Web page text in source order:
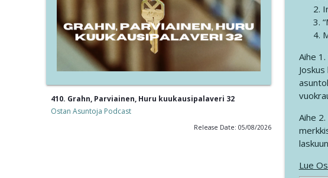
410. Grahn, Parviainen, Huru kuukausipalaveri 32
Ostan Asuntoja Podcast
Release Date: 05/08/2026
Aihe
Aihe
Lue